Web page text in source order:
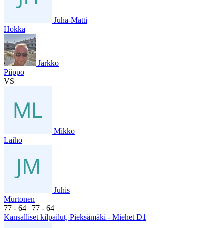
Juha-Matti
Hokka
Jarkko
Piippo
VS
Mikko
Laiho
Juhis
Murtonen
77 - 64 | 77 - 64
Kansalliset kilpailut, Pieksämäki - Miehet D1